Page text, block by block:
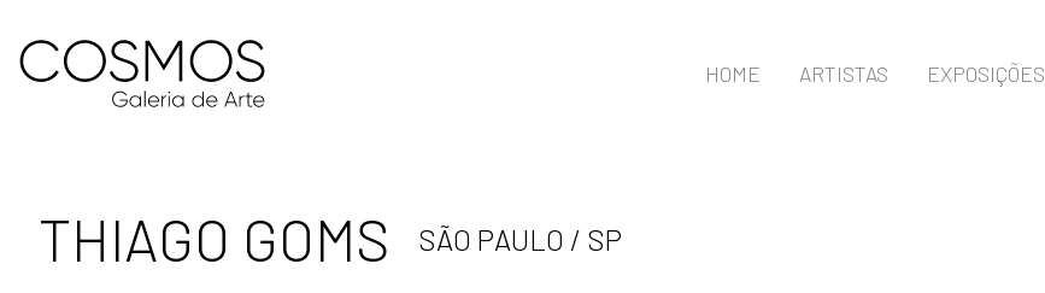
HOME ARTISTAS EXPOSIÇÕES
THIAGO GOMS SÃO PAULO / SP